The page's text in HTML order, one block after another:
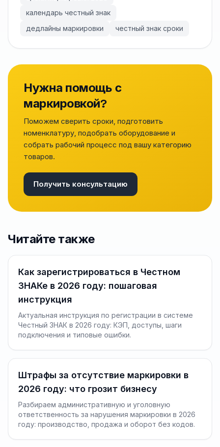
календарь честный знак
дедлайны маркировки
честный знак сроки
Нужна помощь с
маркировкой?
Поможем сверить сроки, подготовить
номенклатуру, подобрать оборудование и
собрать рабочий процесс под вашу категорию
товаров.
Получить консультацию
Читайте также
Как зарегистрироваться в Честном
ЗНАКе в 2026 году: пошаговая
инструкция
Актуальная инструкция по регистрации в системе
Честный ЗНАК в 2026 году: КЭП, доступы, шаги
подключения и типовые ошибки.
Штрафы за отсутствие маркировки в
2026 году: что грозит бизнесу
Разбираем административную и уголовную
ответственность за нарушения маркировки в 2026
году: производство, продажа и оборот без кодов.